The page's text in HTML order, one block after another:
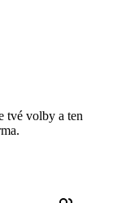
tvé volby a ten